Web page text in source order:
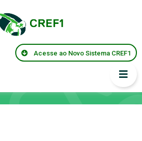
Acesse ao Novo Sistema CREF1